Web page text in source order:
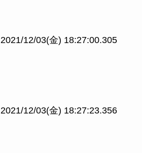
2021/12/03(金) 18:27:00.305
2021/12/03(金) 18:27:23.356